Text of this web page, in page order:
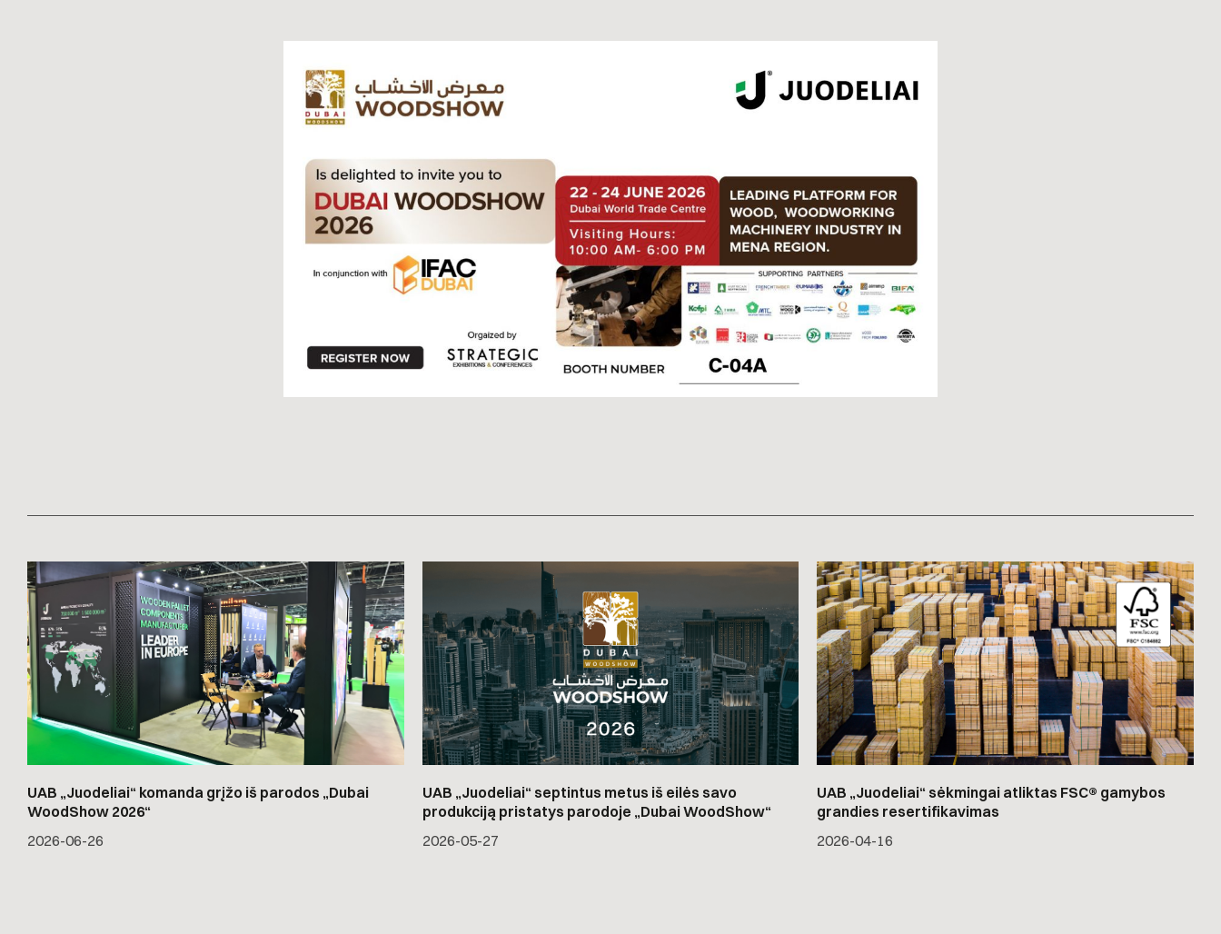
UAB „Juodeliai“ komanda grįžo iš parodos „Dubai
WoodShow 2026“
2026-06-26
UAB „Juodeliai“ septintus metus iš eilės savo
produkciją pristatys parodoje „Dubai WoodShow“
2026-05-27
UAB „Juodeliai“ sėkmingai atliktas FSC® gamybos
grandies resertifikavimas
2026-04-16